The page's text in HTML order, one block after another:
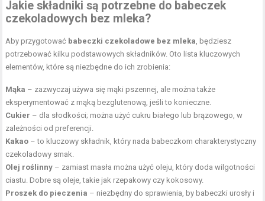
Jakie składniki są potrzebne do babeczek
czekoladowych bez mleka?
Aby przygotować babeczki czekoladowe bez mleka, będziesz
potrzebować kilku podstawowych składników. Oto lista kluczowych
elementów, które są niezbędne do ich zrobienia:
Mąka – zazwyczaj używa się mąki pszennej, ale można także
eksperymentować z mąką bezglutenową, jeśli to konieczne.
Cukier – dla słodkości; można użyć cukru białego lub brązowego, w
zależności od preferencji.
Kakao – to kluczowy składnik, który nada babeczkom charakterystyczny
czekoladowy smak.
Olej roślinny – zamiast masła można użyć oleju, który doda wilgotności
ciastu. Dobre są oleje, takie jak rzepakowy czy kokosowy.
Proszek do pieczenia – niezbędny do sprawienia, by babeczki urosły i